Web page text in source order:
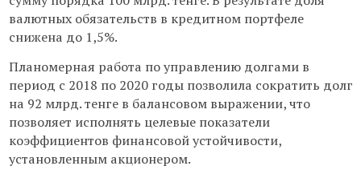
валютных обязательств в кредитном портфеле
снижена до 1,5%.
Планомерная работа по управлению долгами в
период с 2018 по 2020 годы позволила сократить долг
на 92 млрд. тенге в балансовом выражении, что
позволяет исполнять целевые показатели
коэффициентов финансовой устойчивости,
установленным акционером.